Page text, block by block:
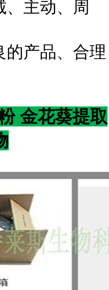
、主动、周
的产品、合理
金花葵提取